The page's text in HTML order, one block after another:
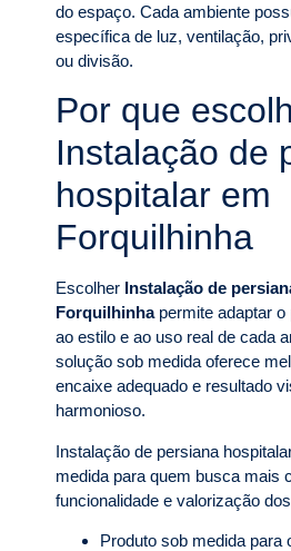
do espaço. Cada ambiente
específica de luz, ventilação,
ou divisão.
Por que
Instalação de
hospitalar em
Forquilhinha
Escolher Instalação de
Forquilhinhapermite adaptar o
ao estilo e ao uso real de cada
solução sob medida oferece
encaixe adequado e resultado
harmonioso.
Instalação de persiana
medida para quem busca mais
funcionalidade e valorização
Produto sob medida para